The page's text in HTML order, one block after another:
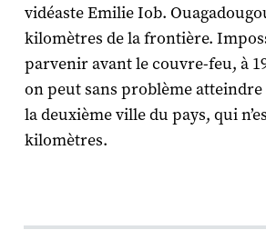
vidéaste Emilie Iob.
kilomètres de la frontière.
parvenir avant le couvre-feu, à
on peut sans problème atteindre
la deuxième ville du pays, qui
kilomètres.